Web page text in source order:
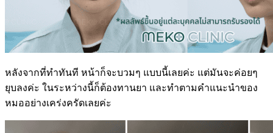
หลังจากที่ทำทันที หน้าก็จะบวมๆ แบบนี้เลยค่ะ แต่มันจะค่อยๆ
ยุบลงค่ะ ในระหว่างนี้ก็ต้องทานยา และทำตามคำแนะนำของ
หมออย่างเคร่งครัดเลยค่ะ